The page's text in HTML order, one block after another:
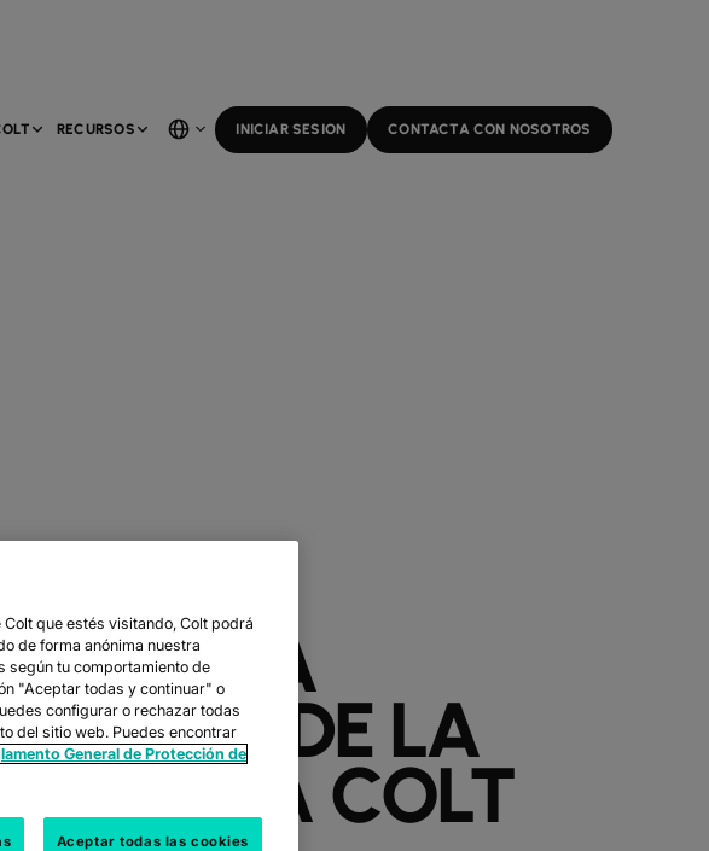
RECURSOS INICIAR SESION CONTACTA CON NOSOTROS
DE LA
PARA COLT
que estés visitando, Colt podrá
de forma anónima nuestra
según tu comportamiento de
"Aceptar todas y continuar" o
configurar o rechazar todas
del sitio web. Puedes encontrar
General de Protección de
Aceptar todas las cookies